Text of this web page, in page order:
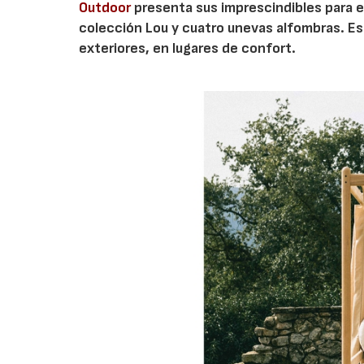
Outdoorpresenta sus imprescindibles para
colección Lou y cuatro unevas alfombras.
exteriores, en lugares de confort.